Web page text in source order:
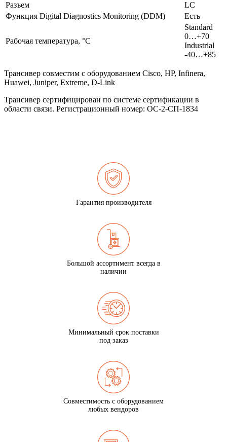
Разъем
LC
Функция Digital Diagnostics Monitoring (DDM)
Есть
Рабочая температура, °C
Standard
0…+70
Industrial
-40…+85
Трансивер совместим с оборудованием Cisco, HP, Infinera,
Huawei, Juniper, Extreme, D-Link
Трансивер сертифицирован по системе сертификации в
области связи. Регистрационный номер: ОС-2-СП-1834
Гарантия производителя
Большой ассортимент всегда в
наличии
Минимальный срок поставки
под заказ
Совместимость с оборудованием
любых вендоров